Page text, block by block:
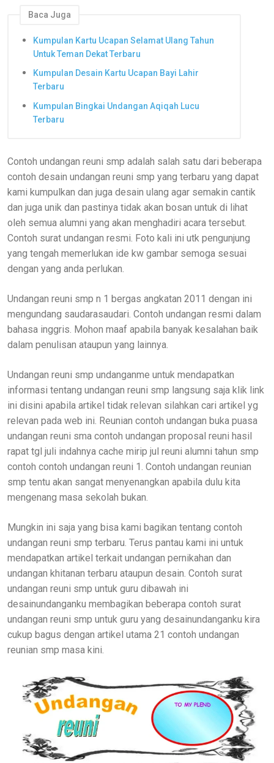
Baca Juga
Kumpulan Kartu Ucapan Selamat Ulang Tahun
Untuk Teman Dekat Terbaru
Kumpulan Desain Kartu Ucapan Bayi Lahir
Terbaru
Kumpulan Bingkai Undangan Aqiqah Lucu
Terbaru
Contoh undangan reuni smp adalah salah satu dari beberapa
contoh desain undangan reuni smp yang terbaru yang dapat
kami kumpulkan dan juga desain ulang agar semakin cantik
dan juga unik dan pastinya tidak akan bosan untuk di lihat
oleh semua alumni yang akan menghadiri acara tersebut.
Contoh surat undangan resmi. Foto kali ini utk pengunjung
yang tengah memerlukan ide kw gambar semoga sesuai
dengan yang anda perlukan.
Undangan reuni smp n 1 bergas angkatan 2011 dengan ini
mengundang saudarasaudari. Contoh undangan resmi dalam
bahasa inggris. Mohon maaf apabila banyak kesalahan baik
dalam penulisan ataupun yang lainnya.
Undangan reuni smp undanganme untuk mendapatkan
informasi tentang undangan reuni smp langsung saja klik link
ini disini apabila artikel tidak relevan silahkan cari artikel yg
relevan pada web ini. Reunian contoh undangan buka puasa
undangan reuni sma contoh undangan proposal reuni hasil
rapat tgl juli indahnya cache mirip jul reuni alumni tahun smp
contoh contoh undangan reuni 1. Contoh undangan reunian
smp tentu akan sangat menyenangkan apabila dulu kita
mengenang masa sekolah bukan.
Mungkin ini saja yang bisa kami bagikan tentang contoh
undangan reuni smp terbaru. Terus pantau kami ini untuk
mendapatkan artikel terkait undangan pernikahan dan
undangan khitanan terbaru ataupun desain. Contoh surat
undangan reuni smp untuk guru dibawah ini
desainundanganku membagikan beberapa contoh surat
undangan reuni smp untuk guru yang desainundanganku kira
cukup bagus dengan artikel utama 21 contoh undangan
reunian smp masa kini.